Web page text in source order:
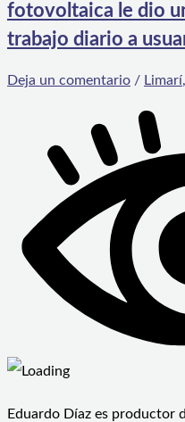
fotovoltaica le dio
trabajo diario a
Deja un comentario / Limarí,
Eduardo Díaz es productor